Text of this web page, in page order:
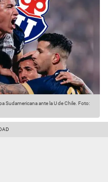
Sudamericana ante la U de Chile. Foto: